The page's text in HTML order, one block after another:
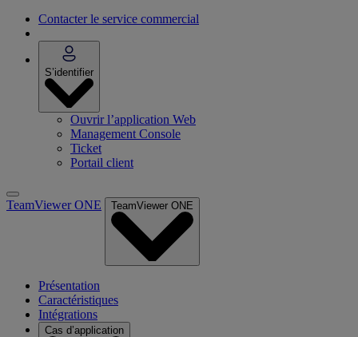
Contacter le service commercial
S’identifier
Ouvrir l’application Web
Management Console
Ticket
Portail client
TeamViewer ONE TeamViewer ONE
Présentation
Caractéristiques
Intégrations
Cas d’application